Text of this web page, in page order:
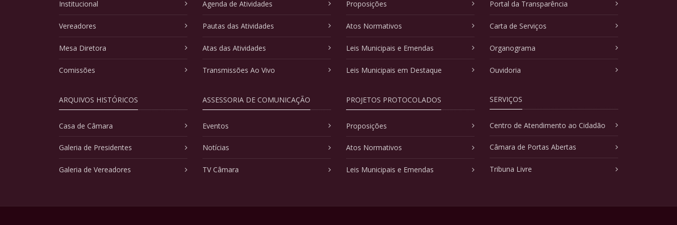
Institucional
Vereadores
Mesa Diretora
Comissões
ARQUIVOS HISTÓRICOS
Casa de Câmara
Galeria de Presidentes
Galeria de Vereadores
Agenda de Atividades
Pautas das Atividades
Atas das Atividades
Transmissões Ao Vivo
ASSESSORIA DE COMUNICAÇÃO
Eventos
Notícias
TV Câmara
Proposições
Atos Normativos
Leis Municipais e Emendas
Leis Municipais em Destaque
PROJETOS PROTOCOLADOS
Proposições
Atos Normativos
Leis Municipais e Emendas
Portal da Transparência
Carta de Serviços
Organograma
Ouvidoria
SERVIÇOS
Centro de Atendimento ao Cidadão
Câmara de Portas Abertas
Tribuna Livre